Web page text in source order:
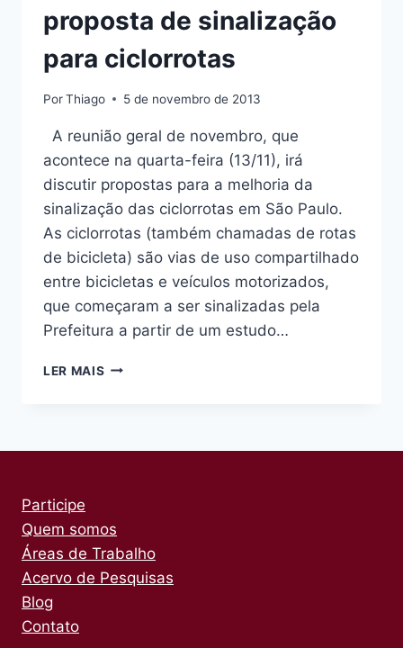
proposta de sinalização
para ciclorrotas
PorThiago 5 de novembro de 2013
A reunião geral de novembro, que
acontece na quarta-feira (13/11), irá
discutir propostas para a melhoria da
sinalização das ciclorrotas em São Paulo.
As ciclorrotas (também chamadas de rotas
de bicicleta) são vias de uso compartilhado
entre bicicletas e veículos motorizados,
que começaram a ser sinalizadas pela
Prefeitura a partir de um estudo…
LER MAIS REUNIÃO
Participe
Quem somos
Áreas de Trabalho
Acervo de Pesquisas
Blog
Contato